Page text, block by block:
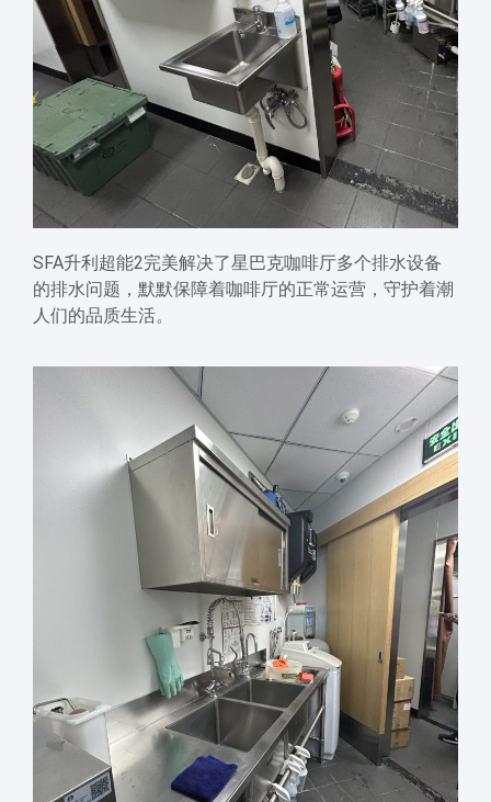
SFA升利超能2完美解决了星巴克咖啡厅多个排水设备
的排水问题，默默保障着咖啡厅的正常运营，守护着潮
人们的品质生活。